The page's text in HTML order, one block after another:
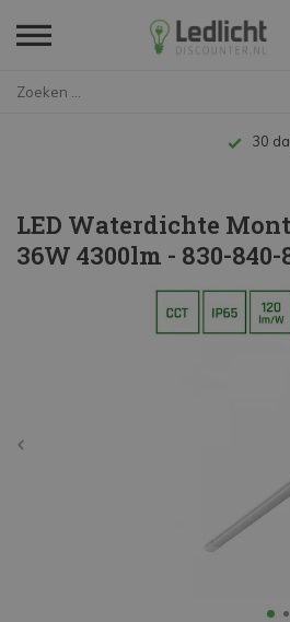
Tot
LED Waterdichte
36W 4300lm - 830-840-